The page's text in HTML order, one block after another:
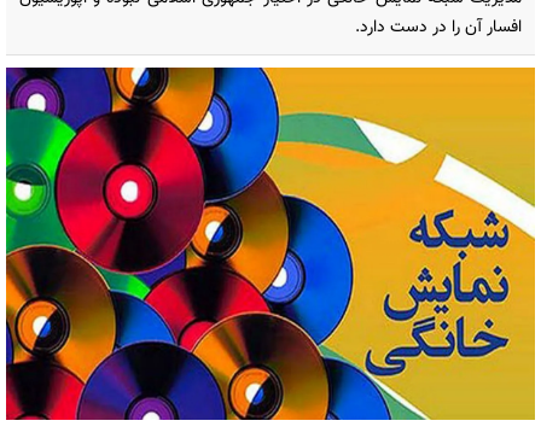
افسار آن را در دست دارد.